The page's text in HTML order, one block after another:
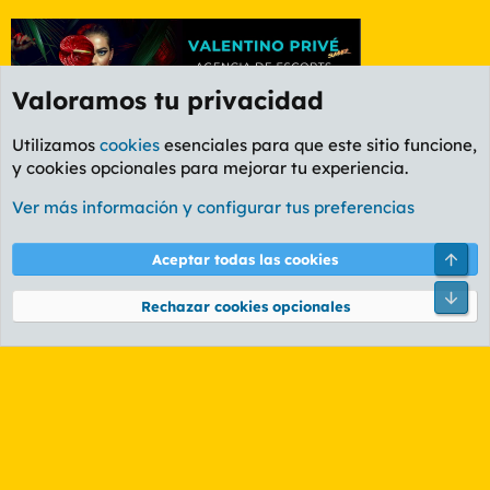
Foro General
Cookies
PL OLDSTYLE AMARILLO
Términos y reglas Política de privacidad Ayuda
Community platform by XenForo® © 2010-2026 XenForo Ltd.
Valoramos tu privacidad
Utilizamos cookies esenciales para que este sitio funcione,
y cookies opcionales para mejorar tu experiencia.
Ver más información y configurar tus preferencias
Aceptar todas las cookies
Rechazar cookies opcionales
Pie